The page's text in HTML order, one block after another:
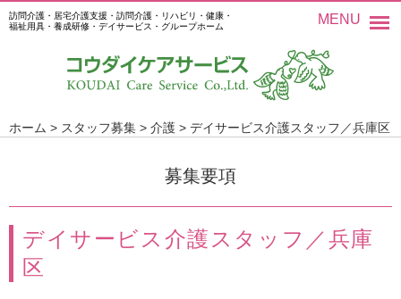
訪問介護・居宅介護支援・訪問介護・リハビリ・健康・
福祉用具・養成研修・デイサービス・グループホーム
MENU
ホーム > スタッフ募集 > 介護 > デイサービス介護スタッフ／兵庫区
募集要項
デイサービス介護スタッフ／兵庫
区